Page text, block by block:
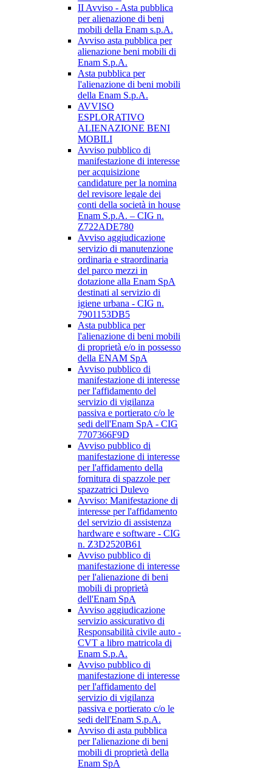
II Avviso - Asta pubblica
per alienazione di beni
mobili della Enam s.p.A.
Avviso asta pubblica per
alienazione beni mobili di
Enam S.p.A.
Asta pubblica per
l'alienazione di beni mobili
della Enam S.p.A.
AVVISO
ESPLORATIVO
ALIENAZIONE BENI
MOBILI
Avviso pubblico di
manifestazione di interesse
per acquisizione
candidature per la nomina
del revisore legale dei
conti della società in house
Enam S.p.A. – CIG n.
Z722ADE780
Avviso aggiudicazione
servizio di manutenzione
ordinaria e straordinaria
del parco mezzi in
dotazione alla Enam SpA
destinati al servizio di
igiene urbana - CIG n.
7901153DB5
Asta pubblica per
l'alienazione di beni mobili
di proprietà e/o in possesso
della ENAM SpA
Avviso pubblico di
manifestazione di interesse
per l'affidamento del
servizio di vigilanza
passiva e portierato c/o le
sedi dell'Enam SpA - CIG
7707366F9D
Avviso pubblico di
manifestazione di interesse
per l'affidamento della
fornitura di spazzole per
spazzatrici Dulevo
Avviso: Manifestazione di
interesse per l'affidamento
del servizio di assistenza
hardware e software - CIG
n. Z3D2520B61
Avviso pubblico di
manifestazione di interesse
per l'alienazione di beni
mobili di proprietà
dell'Enam SpA
Avviso aggiudicazione
servizio assicurativo di
Responsabilità civile auto -
CVT a libro matricola di
Enam S.p.A.
Avviso pubblico di
manifestazione di interesse
per l'affidamento del
servizio di vigilanza
passiva e portierato c/o le
sedi dell'Enam S.p.A.
Avviso di asta pubblica
per l'alienazione di beni
mobili di proprietà della
Enam SpA